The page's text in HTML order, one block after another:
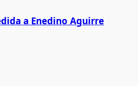
a Enedino Aguirre